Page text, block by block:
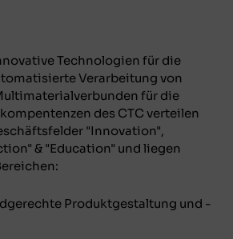
Technologien für die
Verarbeitung von
für die
des CTC verteilen
"Innovation",
& "Education" und liegen
Produktgestaltung und -